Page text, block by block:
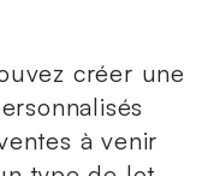
créer une
à venir